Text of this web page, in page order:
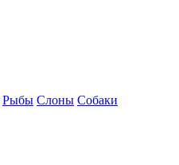
Рыбы Слоны Собаки